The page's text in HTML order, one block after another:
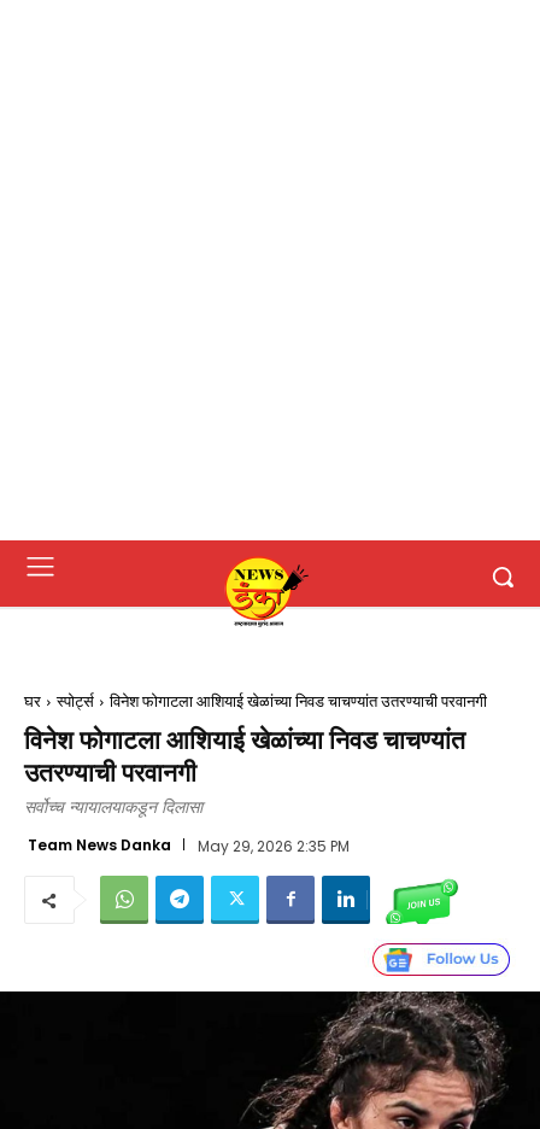
घर स्पोर्ट्स विनेश फोगाटला आशियाई खेळांच्या निवड चाचण्यांत उतरण्याची परवानगी
विनेश फोगाटला आशियाई खेळांच्या निवड चाचण्यांत
उतरण्याची परवानगी
सर्वोच्च न्यायालयाकडून दिलासा
Team News Danka May 29, 2026 2:35 PM